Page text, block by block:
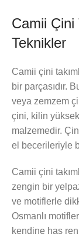
Camii Çini
Teknikler
Camii çini
bir parçasıdır.
veya zemzem
çini, kilin
malzemedir.
el becerileriyle
Camii çini
zengin bir
ve motiflerle
Osmanlı
kendine has